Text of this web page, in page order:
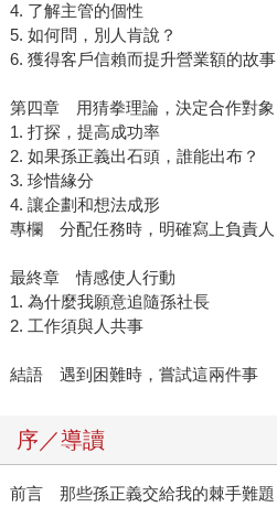
4. 了解主管的個性
5. 如何問，別人肯說？
6. 獲得客戶信賴而提升營業額的故事
第四章 用猜拳理論，決定合作對象
1. 打探，提高成功率
2. 如果孫正義出石頭，誰能出布？
3. 珍惜緣分
4. 讓企劃和想法成形
專欄 分配任務時，明確寫上負責人
最終章 情感使人行動
1. 為什麼我願意追隨孫社長
2. 工作須與人共事
結語 遇到困難時，嘗試這兩件事
序／導讀
前言 那些孫正義交給我的棘手難題